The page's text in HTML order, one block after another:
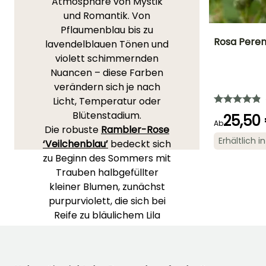
und Romantik. Von
Pflaumenblau bis zu
lavendelblauen Tönen und
violett schimmernden
Nuancen – diese Farben
verändern sich je nach
Licht, Temperatur oder
Blütenstadium.
Die robuste Rambler-Rose
‘Veilchenblau’ bedeckt sich
zu Beginn des Sommers mit
Trauben halbgefüllter
kleiner Blumen, zunächst
purpurviolett, die sich bei
Reife zu bläulichem Lila
Blütezeit
Juni für
Rosa
Ab
Erhältlich